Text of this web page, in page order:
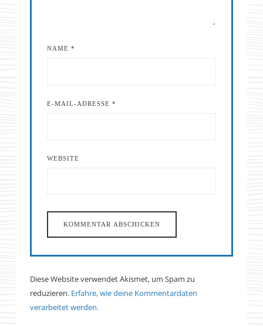
NAME *
E-MAIL-ADRESSE *
WEBSITE
Diese Website verwendet Akismet, um Spam zu
reduzieren. Erfahre, wie deine Kommentardaten
verarbeitet werden.